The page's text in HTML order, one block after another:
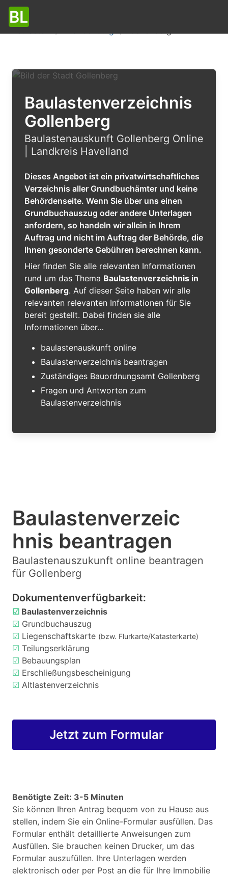
Baulastenverzeichnis
Gollenberg
Baulastenauskunft Gollenberg Online
| Landkreis Havelland
Dieses Angebot ist ein privatwirtschaftliches
Verzeichnis aller Grundbuchämter und keine
Behördenseite. Wenn Sie über uns einen
Grundbuchauszug oder andere Unterlagen
anfordern, so handeln wir allein in Ihrem
Auftrag und nicht im Auftrag der Behörde, die
Ihnen gesonderte Gebühren berechnen kann.
Hier finden Sie alle relevanten Informationen
rund um das Thema Baulastenverzeichnis in
Gollenberg. Auf dieser Seite haben wir alle
relevanten relevanten Informationen für Sie
bereit gestellt. Dabei finden sie alle
Informationen über…
baulastenauskunft online
Baulastenverzeichnis beantragen
Zuständiges Bauordnungsamt Gollenberg
Fragen und Antworten zum
Baulastenverzeichnis
Baulastenverzeic
hnis beantragen
Baulastenauszukunft online beantragen
für Gollenberg
Dokumentenverfügbarkeit:
☑ Baulastenverzeichnis
☑ Grundbuchauszug
☑ Liegenschaftskarte (bzw. Flurkarte/Katasterkarte)
☑ Teilungserklärung
☑ Bebauungsplan
☑ Erschließungsbescheinigung
☑ Altlastenverzeichnis
Jetzt zum Formular
Benötigte Zeit: 3-5 Minuten
Sie können Ihren Antrag bequem von zu Hause aus
stellen, indem Sie ein Online-Formular ausfüllen. Das
Formular enthält detaillierte Anweisungen zum
Ausfüllen. Sie brauchen keinen Drucker, um das
Formular auszufüllen. Ihre Unterlagen werden
elektronisch oder per Post an die für Ihre Immobilie